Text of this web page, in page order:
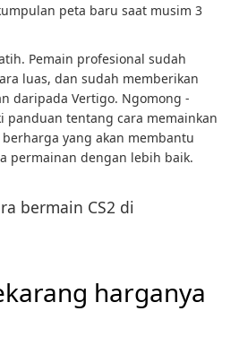
peta baru saat musim 3
Pemain profesional sudah
luas, dan sudah memberikan
daripada Vertigo. Ngomong -
panduan tentang cara memainkan
yang akan membantu
permainan dengan lebih baik.
bermain CS2 di
harganya